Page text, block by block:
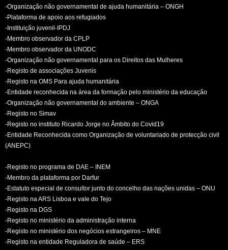
-Organização não governamental de ajuda humanitária – ONGH
-Plataforma de apoio aos refugiados
-Instituição juvenil-IPDJ
-Membro observador da CPLP
-Membro observador da UNODC
-Organização não governamental para os Direitos das Mulheres
-Registo de associações Juvenis
-Registo na OMS Para ajuda humanitária
-Entidade reconhecida na área da formação pelo ministério da educação
-Organização não governamental do ambiente – ONGA
-Registo no Simav
-Registo no instituto Ricardo Jorge no Âmbito do Covid19
-Entidade Reconhecida como Organização de voluntariado de protecção civil
(ANEPC)
-Registo no programa de DAE – INEM
-Membro da plataforma por Darfur
-Estatuto especial de consultor junto do concelho das nações unidas – ONU
-Registo na ARS Lisboa e vale do Tejo
-Registo na DGS
-Registo no ministério da administração interna
-Registo no ministério dos negócios estrangeiros – MNE
-Registo na entidade Reguladora de saúde – ERS